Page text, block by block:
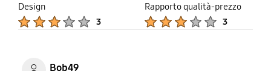
Design
3
Rapporto qualità-prezzo
3
Bob49